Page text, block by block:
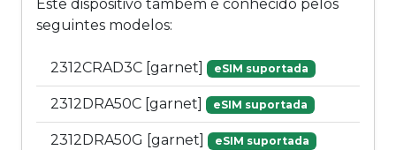
Este dispositivo também é conhecido pelos
seguintes modelos:
2312CRAD3C [garnet] eSIM suportada
2312DRA50C [garnet] eSIM suportada
2312DRA50G [garnet] eSIM suportada